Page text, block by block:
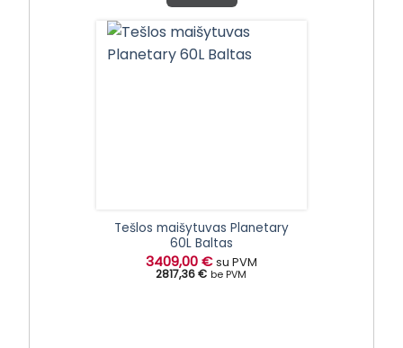
Tešlos maišytuvas Planetary
60L Baltas
3409,00€ su PVM
2817,36 € be PVM